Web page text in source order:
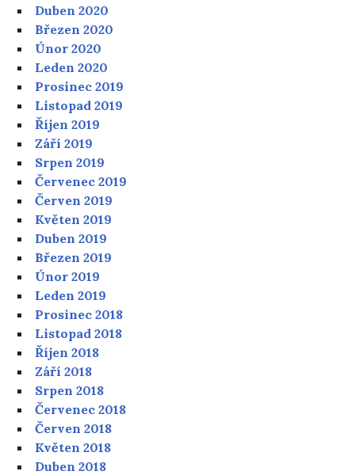
Duben 2020
Březen 2020
Únor 2020
Leden 2020
Prosinec 2019
Listopad 2019
Říjen 2019
Září 2019
Srpen 2019
Červenec 2019
Červen 2019
Květen 2019
Duben 2019
Březen 2019
Únor 2019
Leden 2019
Prosinec 2018
Listopad 2018
Říjen 2018
Září 2018
Srpen 2018
Červenec 2018
Červen 2018
Květen 2018
Duben 2018